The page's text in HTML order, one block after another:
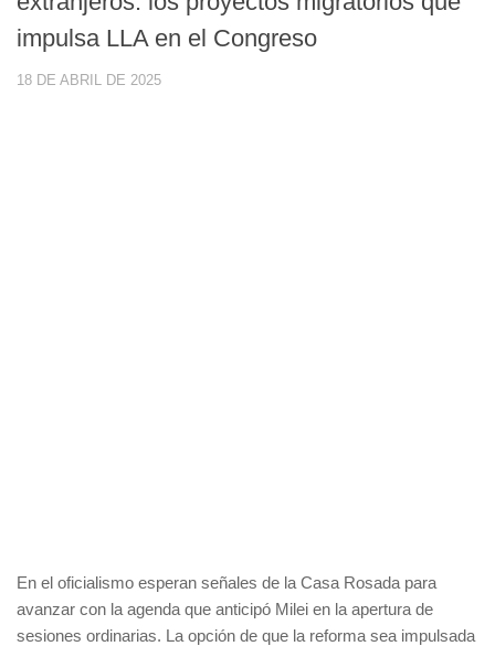
impulsa LLA en el Congreso
18 DE ABRIL DE 2025
En el oficialismo esperan señales de la Casa Rosada para
avanzar con la agenda que anticipó Milei en la apertura de
sesiones ordinarias. La opción de que la reforma sea impulsada